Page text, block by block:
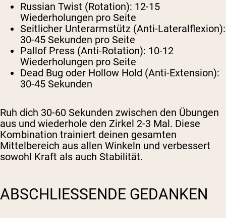
Russian Twist (Rotation): 12-15
Wiederholungen pro Seite
Seitlicher Unterarmstütz (Anti-Lateralflexion):
30-45 Sekunden pro Seite
Pallof Press (Anti-Rotation): 10-12
Wiederholungen pro Seite
Dead Bug oder Hollow Hold (Anti-Extension):
30-45 Sekunden
Ruh dich 30-60 Sekunden zwischen den Übungen
aus und wiederhole den Zirkel 2-3 Mal. Diese
Kombination trainiert deinen gesamten
Mittelbereich aus allen Winkeln und verbessert
sowohl Kraft als auch Stabilität.
ABSCHLIESSENDE GEDANKEN